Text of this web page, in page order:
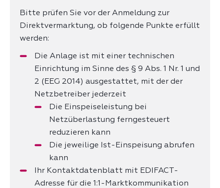
Bitte prüfen Sie vor der Anmeldung zur
Direktvermarktung, ob folgende Punkte erfüllt
werden:
Die Anlage ist mit einer technischen
Einrichtung im Sinne des § 9 Abs. 1 Nr. 1 und
2 (EEG 2014) ausgestattet, mit der der
Netzbetreiber jederzeit
Die Einspeiseleistung bei
Netzüberlastung ferngesteuert
reduzieren kann
Die jeweilige Ist-Einspeisung abrufen
kann
Ihr Kontaktdatenblatt mit EDIFACT-
Adresse für die 1:1-Marktkommunikation